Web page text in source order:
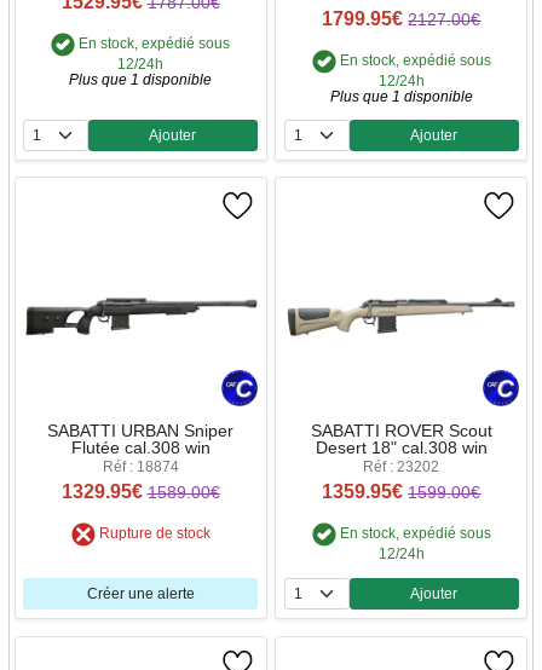
En stock, expédié sous
12/24h
Plus que 1 disponible
Quantité
Ajouter
1799.95€ 2127.00€
En stock, expédié sous
12/24h
Plus que 1 disponible
Quantité
Ajouter
SABATTI URBAN Sniper
Flutée cal.308 win
Réf : 18874
1329.95€ 1589.00€
Rupture de stock
Créer une alerte
SABATTI ROVER Scout
Desert 18" cal.308 win
Réf : 23202
1359.95€ 1599.00€
En stock, expédié sous
12/24h
Quantité
Ajouter